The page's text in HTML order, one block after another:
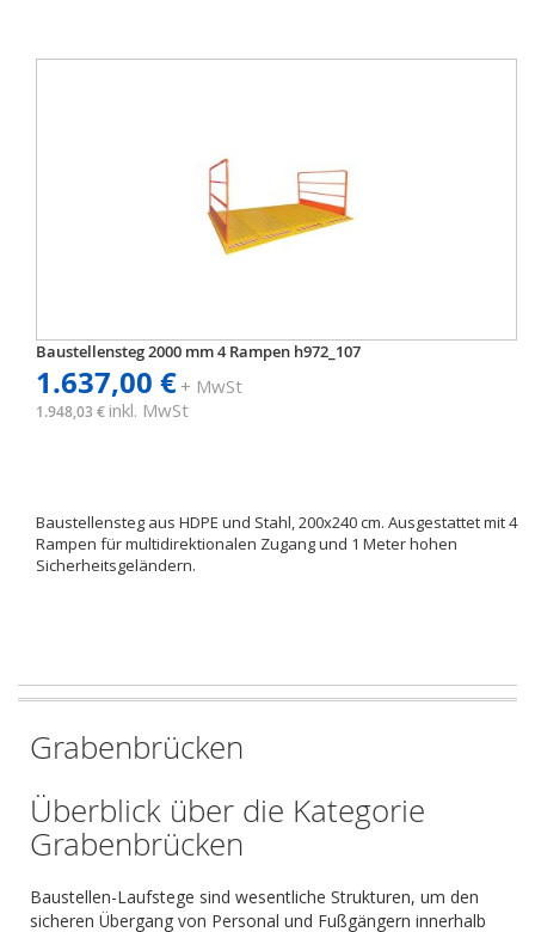
Baustellensteg 2000 mm 4 Rampen h972_107
1.637,00 €+ MwSt
1.948,03 € inkl. MwSt
Baustellensteg aus HDPE und Stahl, 200x240 cm. Ausgestattet mit 4
Rampen für multidirektionalen Zugang und 1 Meter hohen
Sicherheitsgeländern.
Grabenbrücken
Überblick über die Kategorie
Grabenbrücken
Baustellen-Laufstege sind wesentliche Strukturen, um den
sicheren Übergang von Personal und Fußgängern innerhalb